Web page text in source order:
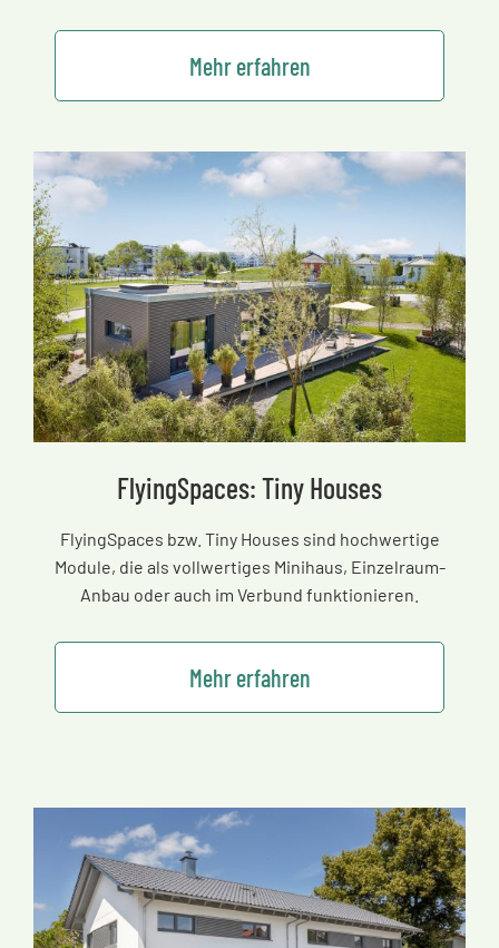
Mehr erfahren
FlyingSpaces: Tiny Houses
FlyingSpaces bzw. Tiny Houses sind hochwertige
Module, die als vollwertiges Minihaus, Einzelraum-
Anbau oder auch im Verbund funktionieren.
Mehr erfahren